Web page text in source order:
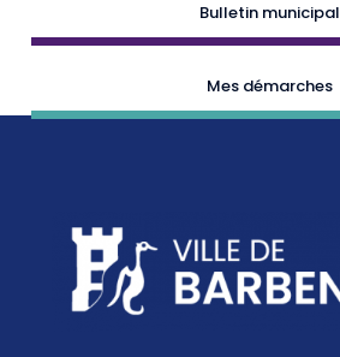
Bulletin municipal
Mes démarches